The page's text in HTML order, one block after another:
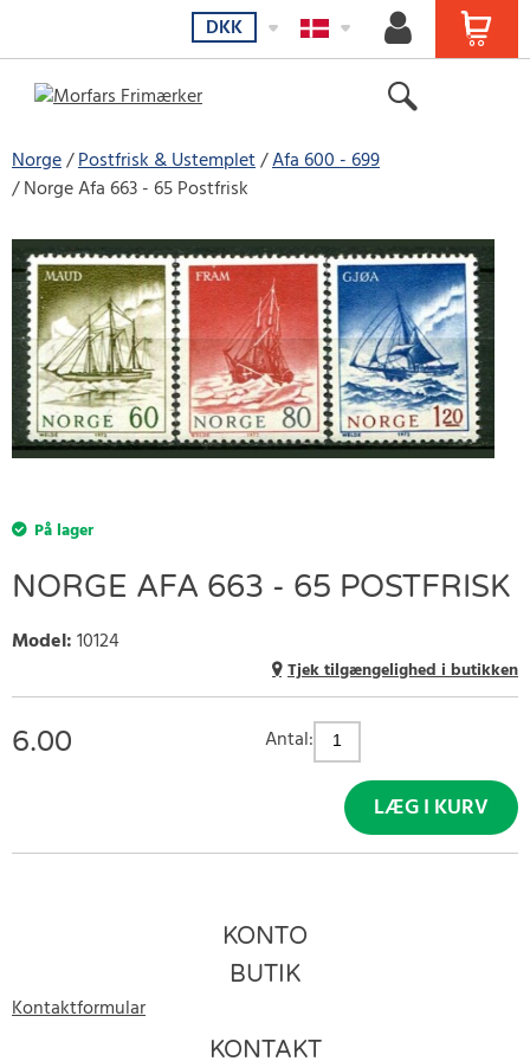
DKK
Norge Postfrisk & Ustemplet Afa 600 - 699
Norge Afa 663 - 65 Postfrisk
På lager
NORGE AFA 663 - 65 POSTFRISK
Model:10124
Tjek tilgængelighed i butikken
6.00 Antal:
LÆG I KURV
KONTO
BUTIK
Kontaktformular
KONTAKT